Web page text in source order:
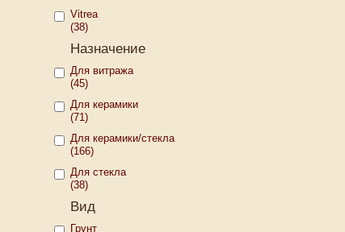
Vitrea
(38)
Назначение
Для витража
(45)
Для керамики
(71)
Для керамики/стекла
(166)
Для стекла
(38)
Вид
Грунт